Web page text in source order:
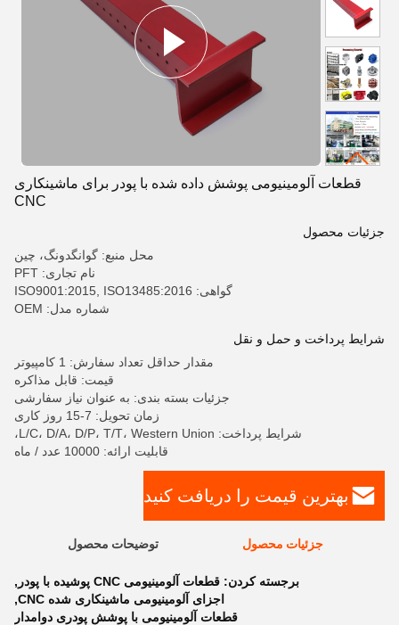
قطعات آلومینیومی پوشش داده شده با پودر برای ماشینکاری
CNC
جزئیات محصول
محل منبع: گوانگدونگ، چین
نام تجاری: PFT
گواهی: ISO9001:2015, ISO13485:2016
شماره مدل: OEM
شرایط پرداخت و حمل و نقل
مقدار حداقل تعداد سفارش: 1 کامپیوتر
قیمت: قابل مذاکره
جزئیات بسته بندی: به عنوان نیاز سفارشی
زمان تحویل: 7-15 روز کاری
شرایط پرداخت: L/C، D/A، D/P، T/T، Western Union،
قابلیت ارائه: 10000 عدد / ماه
بهترین قیمت را دریافت کنید
جزئیات محصول توضیحات محصول
برجسته کردن: قطعات آلومینیومی CNC پوشیده با پودر
,
اجزای آلومینیومی ماشینکاری شده CNC
,
قطعات آلومینیومی با پوشش پودری دوامدار